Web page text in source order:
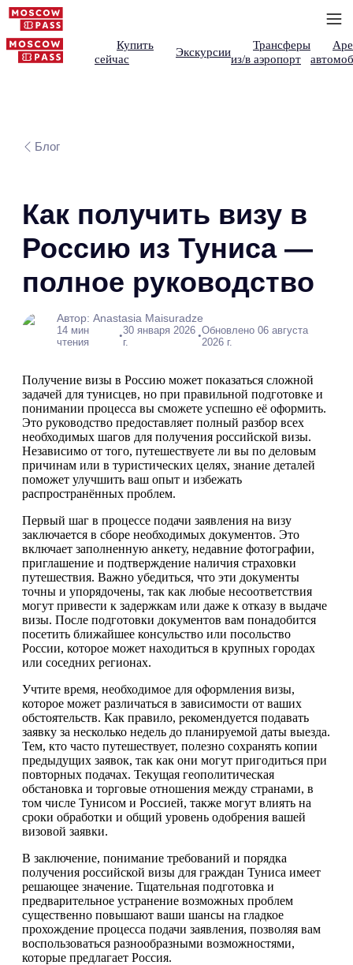
Купить
сейчас
Экскурсии
Трансферы
из/в аэропорт
Блог
Как получить визу в
Россию из Туниса —
полное руководство
Автор: Anastasia Maisuradze
14 мин
чтения
•30 января 2026
г.
•Обновлено 06 августа
2026 г.
Получение визы в Россию может показаться сложной
задачей для тунисцев, но при правильной подготовке и
понимании процесса вы сможете успешно её оформить.
Это руководство предоставляет полный разбор всех
необходимых шагов для получения российской визы.
Независимо от того, путешествуете ли вы по деловым
причинам или в туристических целях, знание деталей
поможет улучшить ваш опыт и избежать
распространённых проблем.
Первый шаг в процессе подачи заявления на визу
заключается в сборе необходимых документов. Это
включает заполненную анкету, недавние фотографии,
приглашение и подтверждение наличия страховки
путешествия. Важно убедиться, что эти документы
точны и упорядочены, так как любые несоответствия
могут привести к задержкам или даже к отказу в выдаче
визы. После подготовки документов вам понадобится
посетить ближайшее консульство или посольство
России, которое может находиться в крупных городах
или соседних регионах.
Учтите время, необходимое для оформления визы,
которое может различаться в зависимости от ваших
обстоятельств. Как правило, рекомендуется подавать
заявку за несколько недель до планируемой даты выезда.
Тем, кто часто путешествует, полезно сохранять копии
предыдущих заявок, так как они могут пригодиться при
повторных подачах. Текущая геополитическая
обстановка и торговые отношения между странами, в
том числе Тунисом и Россией, также могут влиять на
сроки обработки и общий уровень одобрения вашей
визовой заявки.
В заключение, понимание требований и порядка
получения российской визы для граждан Туниса имеет
решающее значение. Тщательная подготовка и
предварительное устранение возможных проблем
существенно повышают ваши шансы на гладкое
прохождение процесса подачи заявления, позволяя вам
воспользоваться разнообразными возможностями,
которые предлагает Россия.